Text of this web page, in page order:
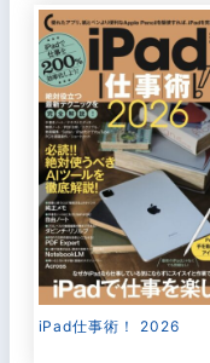
iPad仕事術！ 2026